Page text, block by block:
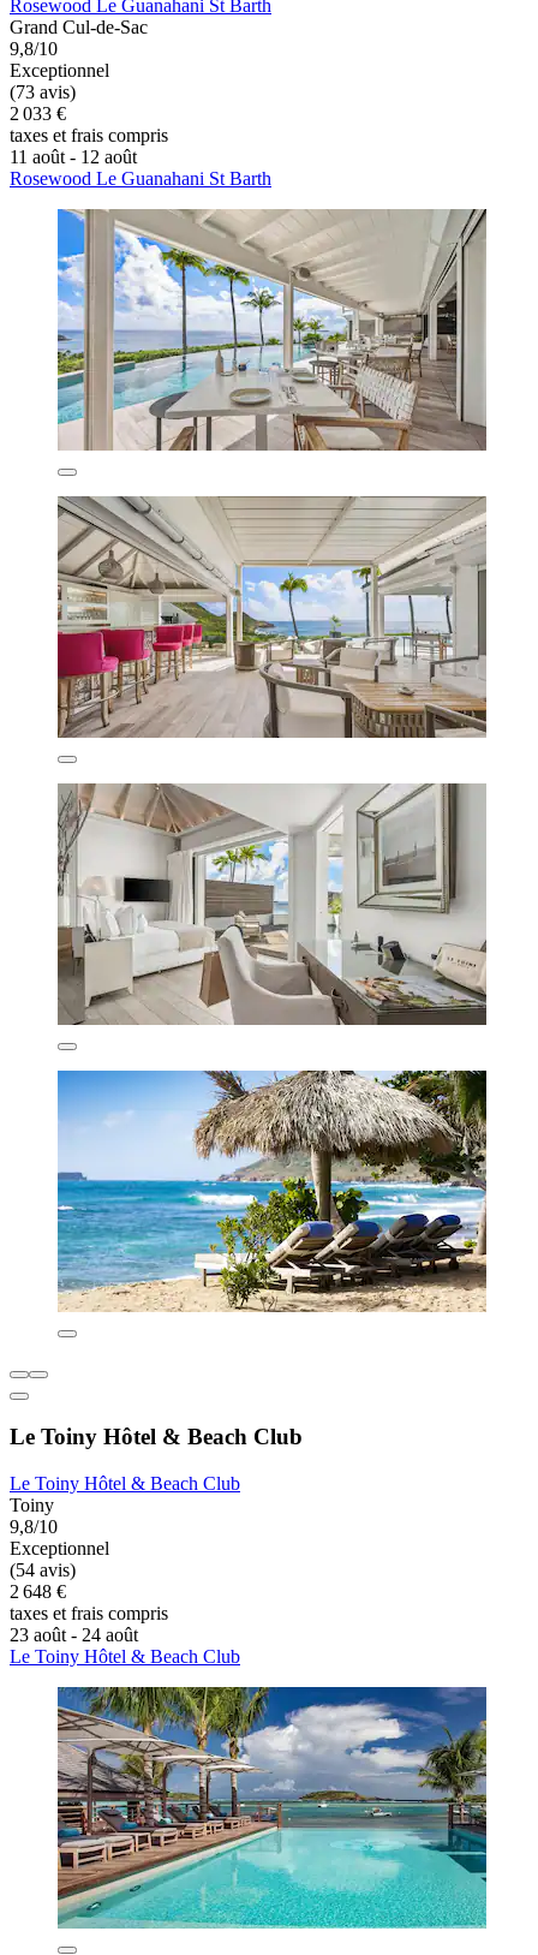
Rosewood Le Guanahani St Barth
Grand Cul-de-Sac
9,8/10
Exceptionnel
(73 avis)
2 033 €
taxes et frais compris
11 août - 12 août
Rosewood Le Guanahani St Barth
Le Toiny Hôtel & Beach Club
Le Toiny Hôtel & Beach Club
Toiny
9,8/10
Exceptionnel
(54 avis)
2 648 €
taxes et frais compris
23 août - 24 août
Le Toiny Hôtel & Beach Club